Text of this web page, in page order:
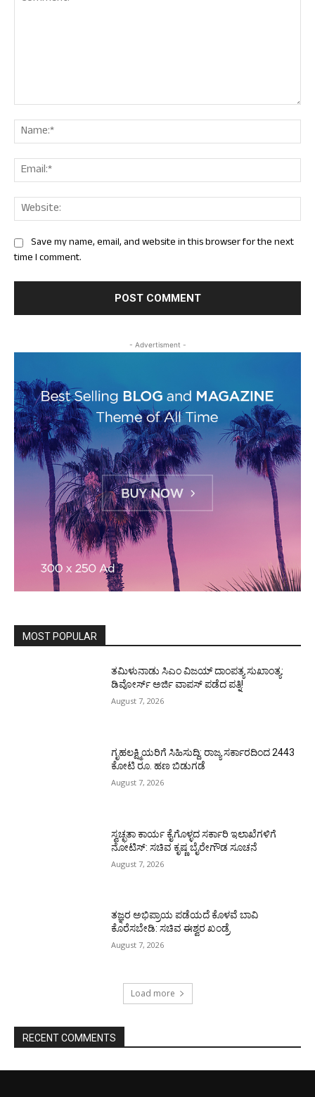
Save my name, email, and website in this browser for the next
time I comment.
- Advertisment -
MOST POPULAR
ತಮಿಳುನಾಡು ಸಿಎಂ ವಿಜಯ್‌ ದಾಂಪತ್ಯ ಸುಖಾಂತ್ಯ:
ಡಿವೋರ್ಸ್‌ ಅರ್ಜಿ ವಾಪಸ್‌ ಪಡೆದ ಪತ್ನಿ!
August 7, 2026
ಗೃಹಲಕ್ಷ್ಮಿಯರಿಗೆ ಸಿಹಿಸುದ್ದಿ: ರಾಜ್ಯ ಸರ್ಕಾರದಿಂದ 2443
ಕೋಟಿ ರೂ. ಹಣ ಬಿಡುಗಡೆ
August 7, 2026
ಸ್ವಚ್ಛತಾ ಕಾರ್ಯ ಕೈಗೊಳ್ಳದ ಸರ್ಕಾರಿ ಇಲಾಖೆಗಳಿಗೆ
ನೋಟಿಸ್: ಸಚಿವ ಕೃಷ್ಣ ಬೈರೇಗೌಡ ಸೂಚನೆ
August 7, 2026
ತಜ್ಞರ ಅಭಿಪ್ರಾಯ ಪಡೆಯದೆ ಕೊಳವೆ ಬಾವಿ
ಕೊರೆಸಬೇಡಿ: ಸಚಿವ ಈಶ್ವರ ಖಂಡ್ರೆ
August 7, 2026
Load more
RECENT COMMENTS